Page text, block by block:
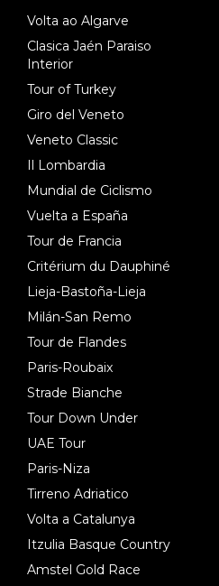
Volta ao Algarve
Clasica Jaén Paraiso
Interior
Tour of Turkey
Giro del Veneto
Veneto Classic
Il Lombardia
Mundial de Ciclismo
Vuelta a España
Tour de Francia
Critérium du Dauphiné
Lieja-Bastoña-Lieja
Milán-San Remo
Tour de Flandes
Paris-Roubaix
Strade Bianche
Tour Down Under
UAE Tour
Paris-Niza
Tirreno Adriatico
Volta a Catalunya
Itzulia Basque Country
Amstel Gold Race